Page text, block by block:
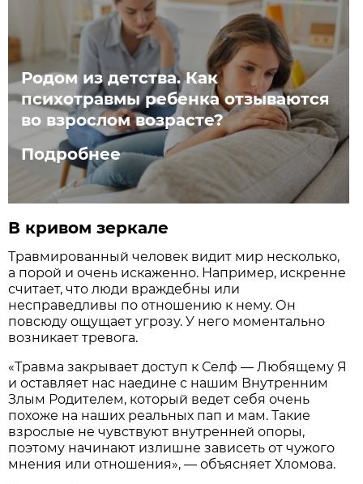
Родом из детства. Как
психотравмы ребенка отзываются
во взрослом возрасте?
Подробнее
В кривом зеркале
Травмированный человек видит мир несколько,
а порой и очень искаженно. Например, искренне
считает, что люди враждебны или
несправедливы по отношению к нему. Он
повсюду ощущает угрозу. У него моментально
возникает тревога.
«Травма закрывает доступ к Селф — Любящему Я
и оставляет нас наедине с нашим Внутренним
Злым Родителем, который ведет себя очень
похоже на наших реальных пап и мам. Такие
взрослые не чувствуют внутренней опоры,
поэтому начинают излишне зависеть от чужого
мнения или отношения», — объясняет Хломова.